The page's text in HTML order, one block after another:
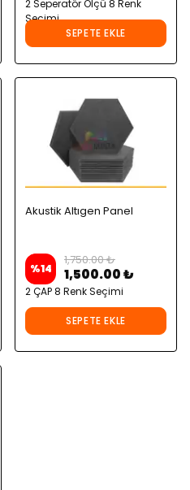
2 Seperatör Ölçü 8 Renk
Seçimi
SEPETE EKLE
Akustik Altıgen Panel
%14
1,750.00 ₺
1,500.00 ₺
2 ÇAP 8 Renk Seçimi
SEPETE EKLE